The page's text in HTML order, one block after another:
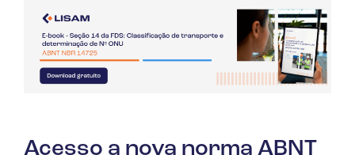
Acesso a nova norma ABNT